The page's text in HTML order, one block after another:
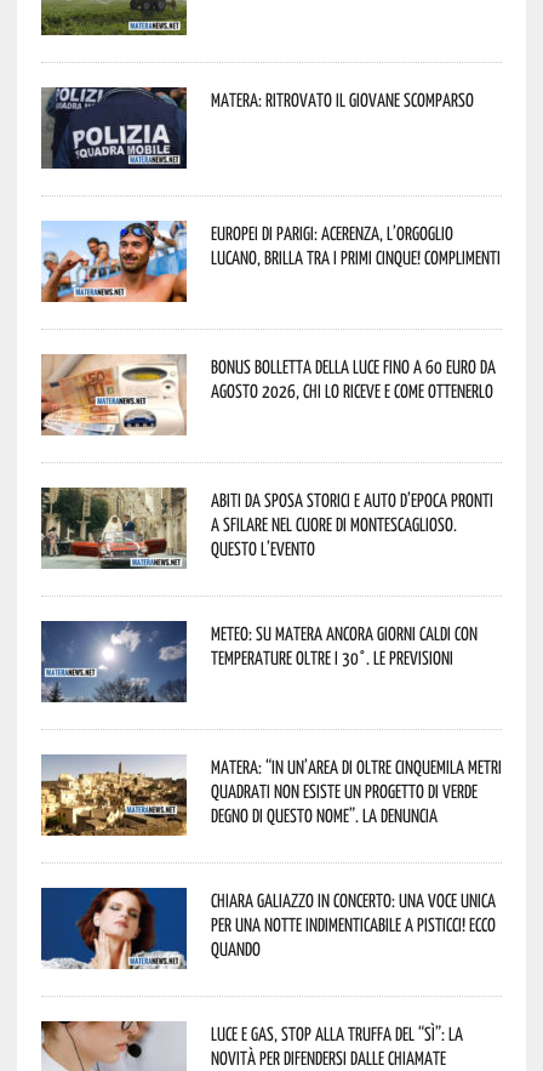
Matera: ritrovato il giovane scomparso
Europei di Parigi: Acerenza, l’orgoglio
lucano, brilla tra i primi cinque! Complimenti
Bonus bolletta della luce fino a 60 euro da
agosto 2026, chi lo riceve e come ottenerlo
Abiti da sposa storici e auto d’epoca pronti
a sfilare nel cuore di Montescaglioso.
Questo l’evento
Meteo: su Matera ancora giorni caldi con
temperature oltre i 30°. Le previsioni
Matera: “In un’area di oltre cinquemila metri
quadrati non esiste un progetto di verde
degno di questo nome”. La denuncia
Chiara Galiazzo in concerto: una voce unica
per una notte indimenticabile a Pisticci! Ecco
quando
Luce e gas, stop alla truffa del “Sì”: la
novità per difendersi dalle chiamate